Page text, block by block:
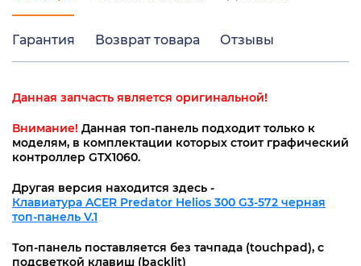
Гарантия Возврат товара Отзывы
Данная запчасть является оригинальной!
Внимание! Данная топ-панель подходит только к
моделям, в комплектации которых стоит графический
контроллер GTX1060.
Другая версия находится здесь -
Клавиатура ACER Predator Helios 300 G3-572 черная
топ-панель V.1
Топ-панель поставляется без тачпада (touchpad), с
подсветкой клавиш (backlit)